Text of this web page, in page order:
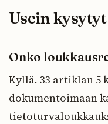
Usein
Onko
Kyllä. 33 artiklan 5
dokumentoimaan